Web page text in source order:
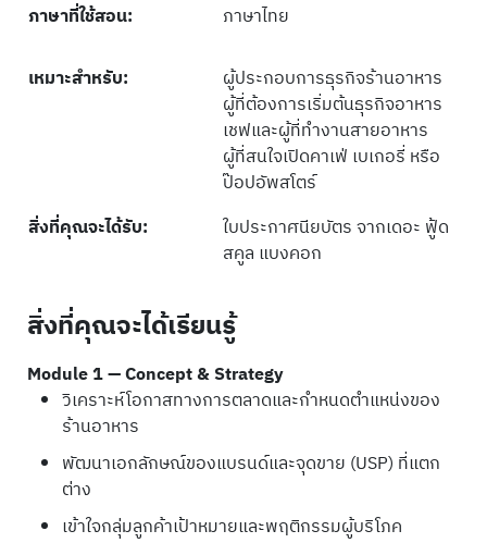
ภาษาที่ใช้สอน: ภาษาไทย
เหมาะสำหรับ:
ผู้ประกอบการธุรกิจร้านอาหาร
ผู้ที่ต้องการเริ่มต้นธุรกิจอาหาร
เชฟและผู้ที่ทำงานสายอาหาร
ผู้ที่สนใจเปิดคาเฟ่ เบเกอรี่ หรือ
ป๊อปอัพสโตร์
สิ่งที่คุณจะได้รับ:
ใบประกาศนียบัตร จากเดอะ ฟู้ด
สคูล แบงคอก
สิ่งที่คุณจะได้เรียนรู้
Module 1 — Concept & Strategy
วิเคราะห์โอกาสทางการตลาดและกำหนดตำแหน่งของ
ร้านอาหาร
พัฒนาเอกลักษณ์ของแบรนด์และจุดขาย (USP) ที่แตก
ต่าง
เข้าใจกลุ่มลูกค้าเป้าหมายและพฤติกรรมผู้บริโภค